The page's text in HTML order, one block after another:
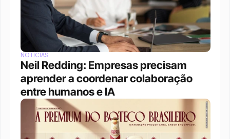
NOTÍCIAS
Neil Redding: Empresas precisam
aprender a coordenar colaboração
entre humanos e IA